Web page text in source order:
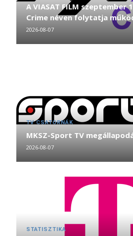
A VIASAT FILM szeptember
Crime néven folytatja
2026-08-07
TV CSATORNÁK
MKSZ-Sport TV
2026-08-07
STATISZTIKA